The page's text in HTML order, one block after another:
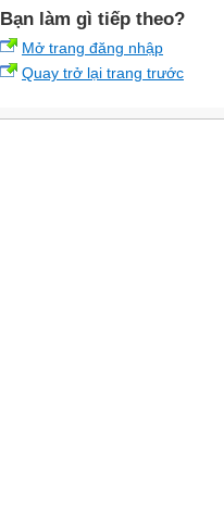
Bạn làm gì tiếp theo?
Mở trang đăng nhập
Quay trở lại trang trước